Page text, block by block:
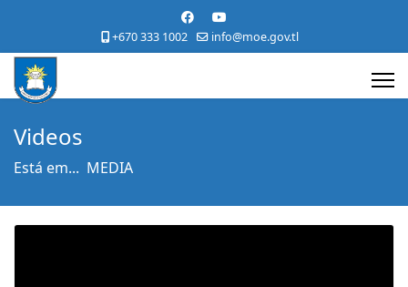
+670 333 1002 info@moe.gov.tl
Videos
Está em... MEDIA